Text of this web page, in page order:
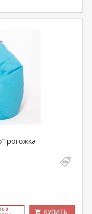
рогожка
В
КУПИТЬ